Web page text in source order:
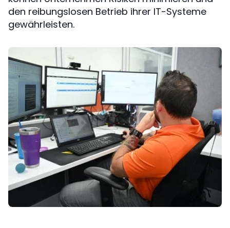
den reibungslosen Betrieb ihrer IT-Systeme
gewährleisten.